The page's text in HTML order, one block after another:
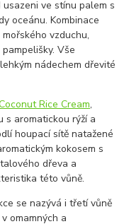
ve stínu palem s
oceánu. Kombinace
vzduchu,
Vše
nádechem dřevité
Rice Cream,
s aromatickou rýží a
houpací sítě natažené
kokosem s
dřeva a
této vůně.
se nazývá i třetí vůně
omamných a